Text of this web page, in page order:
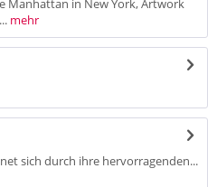
Manhattan in New York, Artwork
mehr
sich durch ihre hervorragenden...